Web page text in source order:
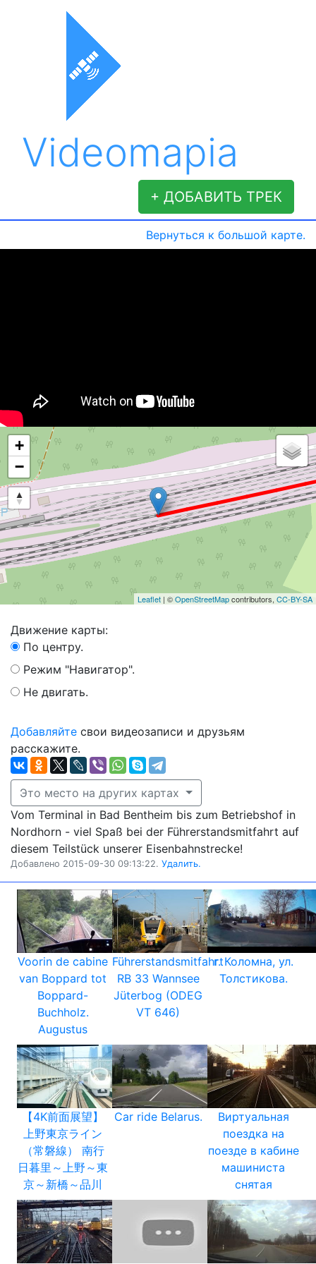
Videomapia
+ ДОБАВИТЬ ТРЕК
Вернуться к большой карте.
+
−
Leaflet | ©OpenStreetMapcontributors, CC-BY-SA
Движение карты:
По центру.
Режим "Навигатор".
Не двигать.
Добавляйте свои видеозаписи и друзьям
расскажите.
Это место на других картах
Vom Terminal in Bad Bentheim bis zum Betriebshof in
Nordhorn - viel Spaß bei der Führerstandsmitfahrt auf
diesem Teilstück unserer Eisenbahnstrecke!
Добавлено 2015-09-30 09:13:22. Удалить.
Voorin de cabine
van Boppard tot
Boppard-
Buchholz.
Augustus
Führerstandsmitfahrt
RB 33 Wannsee
Jüterbog (ODEG
VT 646)
г. Коломна, ул.
Толстикова.
【4K前面展望】
上野東京ライン
（常磐線） 南行
日暮里～上野～東
京～新橋～品川
Car ride Belarus.
Виртуальная
поездка на
поезде в кабине
машиниста
снятая